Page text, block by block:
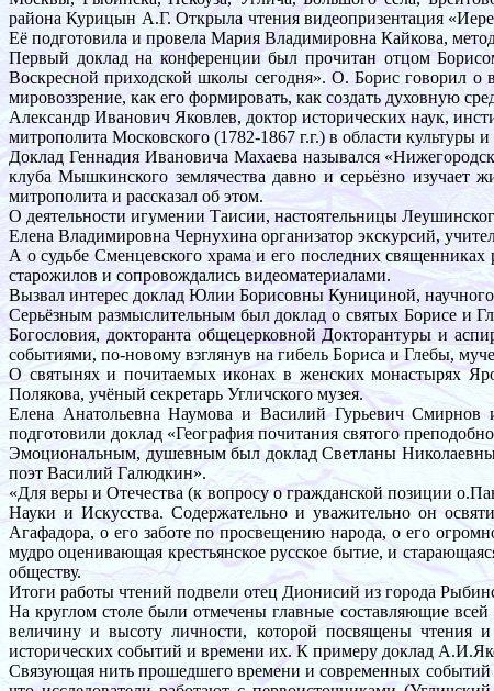
района Курицын А.Г. Открыла чтения видеопризентация
Её подготовила и провела Мария Владимировна Кайкова,
Первый доклад на конференции был прочитан отцом
Воскресной приходской школы сегодня». О. Борис говорил о
мировоззрение, как его формировать, как создать духовную
Александр Иванович Яковлев, доктор исторических наук,
митрополита Московского (1782-1867 г.г.) в области культуры
Доклад Геннадия Ивановича Махаева назывался
клуба Мышкинского землячества давно и серьёзно изучает
митрополита и рассказал об этом.
О деятельности игумении Таисии, настоятельницы
Елена Владимировна Чернухина организатор экскурсий,
А о судьбе Сменцевского храма и его последних
старожилов и сопровождались видеоматериалами.
Вызвал интерес доклад Юлии Борисовны Кунициной,
Серьёзным размыслительным был доклад о святых Борисе и
Богословия, докторанта общецерковной Докторантуры и
событиями, по-новому взглянув на гибель Бориса и Глебы,
О святынях и почитаемых иконах в женских монастырях
Полякова, учёный секретарь Угличского музея.
Елена Анатольевна Наумова и Василий Гурьевич Смирнов
подготовили доклад «География почитания святого
Эмоциональным, душевным был доклад Светланы Николаевны
поэт Василий Галюдкин».
«Для веры и Отечества (к вопросу о гражданской позиции
Науки и Искусства. Содержательно и уважительно он
Агафадора, о его заботе по просвещению народа, о его
мудро оценивающая крестьянское русское бытие, и
обществу.
Итоги работы чтений подвели отец Дионисий из города
На круглом столе были отмечены главные составляющие
величину и высоту личности, которой посвящены чтения
исторических событий и времени их. К примеру доклад
Связующая нить прошедшего времени и современных